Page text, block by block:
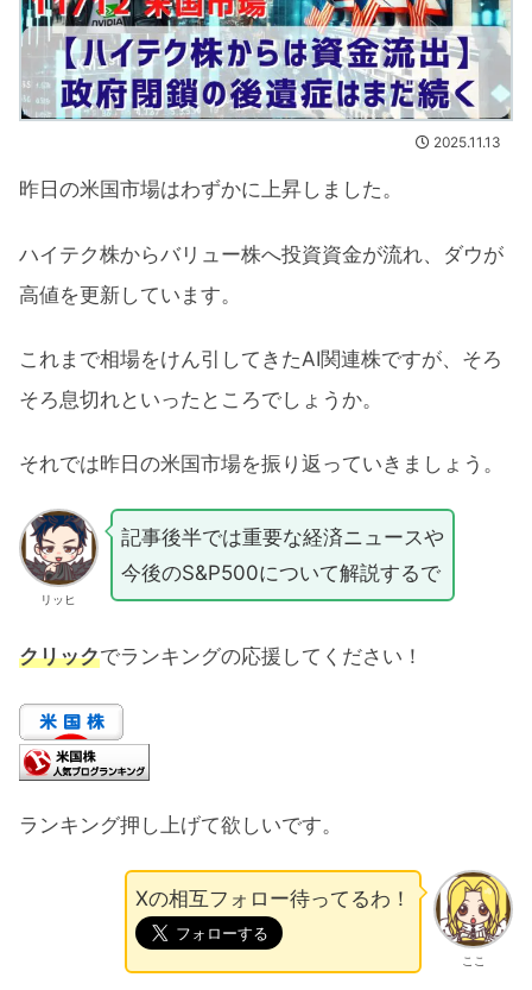
2025.11.13
昨日の米国市場はわずかに上昇しました。
ハイテク株からバリュー株へ投資資金が流れ、ダウが
高値を更新しています。
これまで相場をけん引してきたAI関連株ですが、そろ
そろ息切れといったところでしょうか。
それでは昨日の米国市場を振り返っていきましょう。
リッヒ
記事後半では重要な経済ニュースや
今後のS&P500について解説するで
クリックでランキングの応援してください！
ランキング押し上げて欲しいです。
ここ
Xの相互フォロー待ってるわ！